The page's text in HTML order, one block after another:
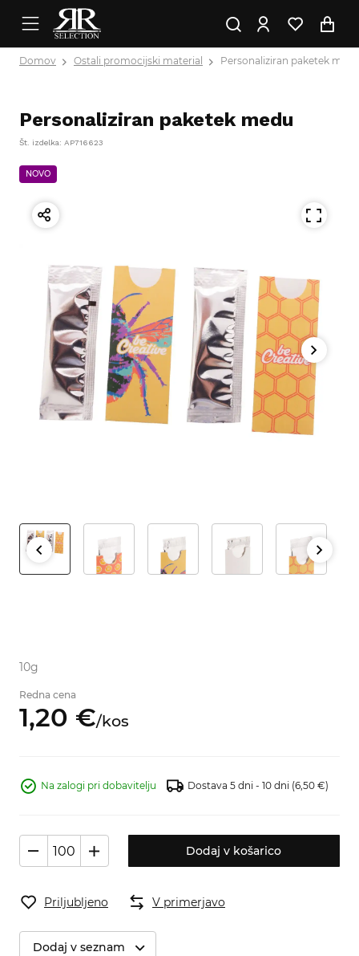
Domov Ostali promocijski material Personaliziran paketek
Personaliziran paketek medu
Št. izdelka: AP716623
NOVO
10g
Redna cena
1,20 €/kos
Na zalogi pri dobavitelju Dostava 5 dni - 10 dni (6,50 €)
Dodaj v košarico
Priljubljeno V primerjavo
Dodaj v seznam